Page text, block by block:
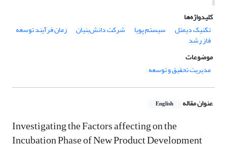
کلیدواژه‌ها
تکنیک دیمتل
سیستم پویا شرکت دانش‌بنیان زمان فرآیند توسعه
فاز رشد
موضوعات
مدیریت تحقیق و توسعه
عنوان مقاله English
Investigating the Factors affecting on the